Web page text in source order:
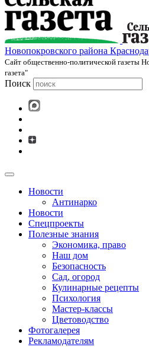
Новопокровского района
Cайт общественно-политической газеты
газета"
Поиск
Новости
Антинарко
Новости
Спецпроекты
Полезные знания
Экономика, право
Наш дом
Безопасность
Сад, огород
Кулинарные рецепты
Психология
Мастер-классы
Цветоводство
Фотогалерея
Рекламодателям